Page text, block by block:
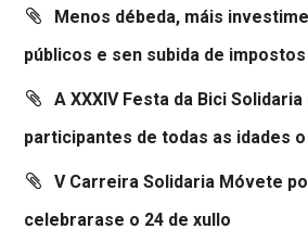
Menos débeda, máis
públicos e sen subida de impostos
A XXXIV Festa da Bici
participantes de todas as idades o
V Carreira Solidaria Móvete
celebrarase o 24 de xullo